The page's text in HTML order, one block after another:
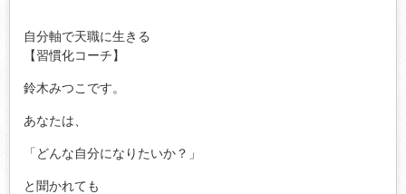
自分軸で天職に生きる
【習慣化コーチ】
鈴木みつこです。
あなたは、
「どんな自分になりたいか？」
と聞かれても